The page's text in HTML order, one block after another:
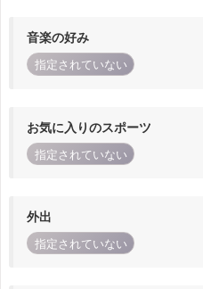
音楽の好み
指定されていない
お気に入りのスポーツ
指定されていない
外出
指定されていない